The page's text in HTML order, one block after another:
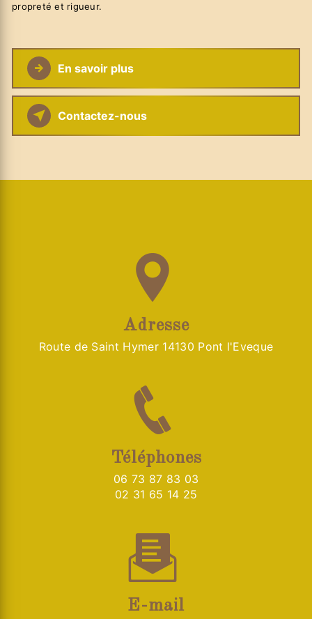
propreté et rigueur.
En savoir plus
Contactez-nous
Adresse
Route de Saint Hymer 14130 Pont l'Eveque
Téléphones
06 73 87 83 03
02 31 65 14 25
E-mail